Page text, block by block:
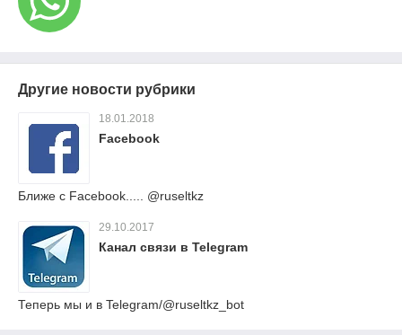
Другие новости рубрики
18.01.2018
Facebook
Ближе с Facebook..... @ruseltkz
29.10.2017
Канал связи в Telegram
Теперь мы и в Telegram/@ruseltkz_bot